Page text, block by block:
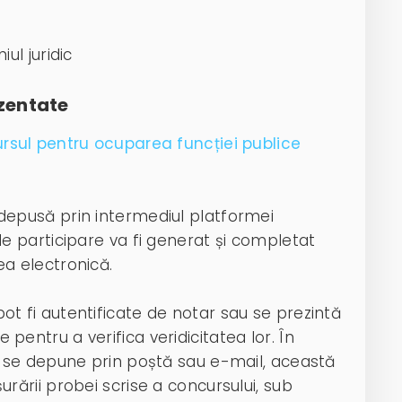
juridic
pentru ocuparea funcției publice
prin intermediul platformei
participare va fi generat și completat
electronică.
fi autentificate de notar sau se prezintă
pentru a verifica veridicitatea lor. În
depune prin poștă sau e-mail, această
probei scrise a concursului, sub